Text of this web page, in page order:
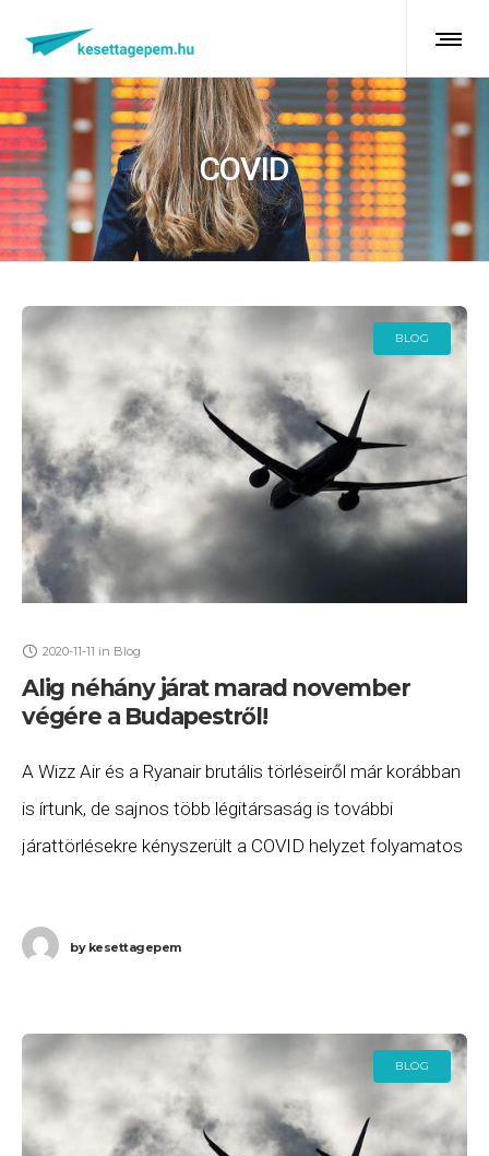
COVID
BLOG
2020-11-11 in Blog
Alig néhány járat marad november
végére a Budapestről!
A Wizz Air és a Ryanair brutális törléseiről már korábban
is írtunk, de sajnos több légitársaság is további
járattörlésekre kényszerült a COVID helyzet folyamatos
bykesettagepem
BLOG